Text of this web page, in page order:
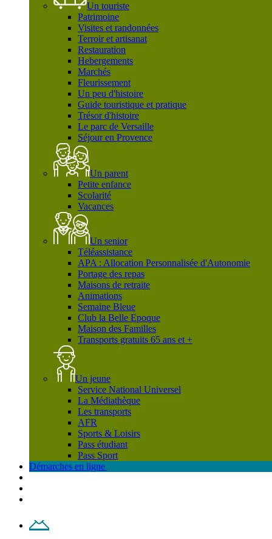
Un touriste
Patrimoine
Visites et randonnées
Terroir et artisanat
Restauration
Hebergements
Marchés
Fleurissement
Un peu d'histoire
Guide touristique et pratique
Trésor d'histoire
Le parc de Versaille
Séjour en Provence
Un parent
Petite enfance
Scolarité
Vacances
Un senior
Téléassistance
APA : Allocation Personnalisée d'Autonomie
Portage des repas
Maisons de retraite
Animations
Semaine Bleue
Club la Belle Epoque
Maison des Familles
Transports gratuits 65 ans et +
Un jeune
Service National Universel
La Médiathèque
Les transports
AFR
Sports & Loisirs
Pass étudiant
Pass Sport
Démarches en ligne
Contact